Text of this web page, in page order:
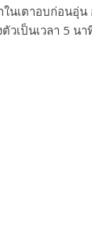
นเตาอบก่อน
วเป็นเวลา 5 นา